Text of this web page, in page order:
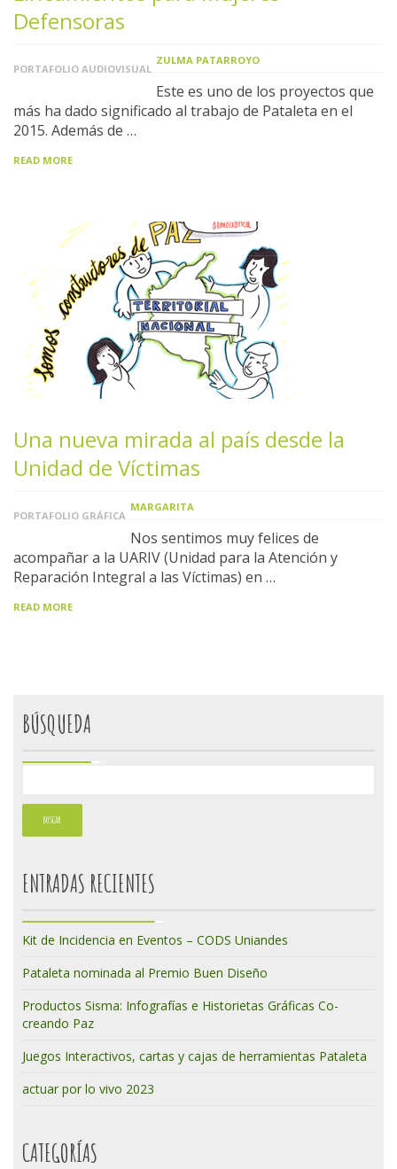
Defensoras
PORTAFOLIO AUDIOVISUAL
ZULMA PATARROYO
Este es uno de los proyectos que
más ha dado significado al trabajo de Pataleta en el
2015. Además de …
READ MORE
Una nueva mirada al país desde la
Unidad de Víctimas
PORTAFOLIO GRÁFICA
MARGARITA
Nos sentimos muy felices de
acompañar a la UARIV (Unidad para la Atención y
Reparación Integral a las Víctimas) en …
READ MORE
BÚSQUEDA
ENTRADAS RECIENTES
Kit de Incidencia en Eventos – CODS Uniandes
Pataleta nominada al Premio Buen Diseño
Productos Sisma: Infografías e Historietas Gráficas Co-
creando Paz
Juegos Interactivos, cartas y cajas de herramientas Pataleta
actuar por lo vivo 2023
CATEGORÍAS